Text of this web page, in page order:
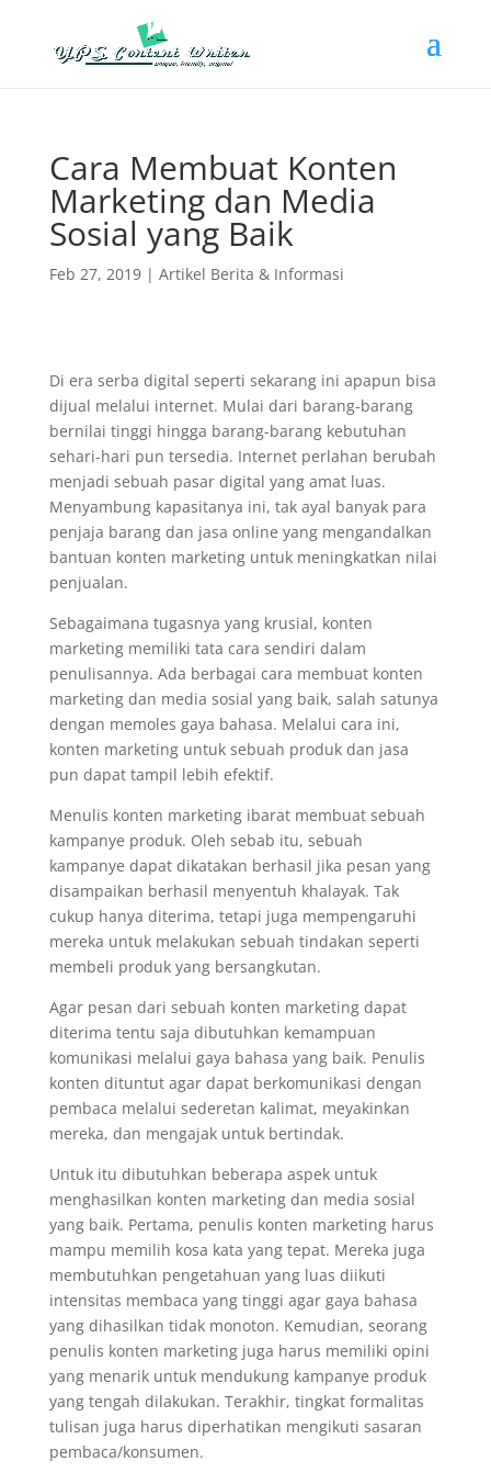
Cara Membuat Konten
Marketing dan Media
Sosial yang Baik
Feb 27, 2019| Artikel Berita & Informasi
Di era serba digital seperti sekarang ini apapun bisa
dijual melalui internet. Mulai dari barang-barang
bernilai tinggi hingga barang-barang kebutuhan
sehari-hari pun tersedia. Internet perlahan berubah
menjadi sebuah pasar digital yang amat luas.
Menyambung kapasitanya ini, tak ayal banyak para
penjaja barang dan jasa online yang mengandalkan
bantuan konten marketing untuk meningkatkan nilai
penjualan.
Sebagaimana tugasnya yang krusial, konten
marketing memiliki tata cara sendiri dalam
penulisannya. Ada berbagai cara membuat konten
marketing dan media sosial yang baik, salah satunya
dengan memoles gaya bahasa. Melalui cara ini,
konten marketing untuk sebuah produk dan jasa
pun dapat tampil lebih efektif.
Menulis konten marketing ibarat membuat sebuah
kampanye produk. Oleh sebab itu, sebuah
kampanye dapat dikatakan berhasil jika pesan yang
disampaikan berhasil menyentuh khalayak. Tak
cukup hanya diterima, tetapi juga mempengaruhi
mereka untuk melakukan sebuah tindakan seperti
membeli produk yang bersangkutan.
Agar pesan dari sebuah konten marketing dapat
diterima tentu saja dibutuhkan kemampuan
komunikasi melalui gaya bahasa yang baik. Penulis
konten dituntut agar dapat berkomunikasi dengan
pembaca melalui sederetan kalimat, meyakinkan
mereka, dan mengajak untuk bertindak.
Untuk itu dibutuhkan beberapa aspek untuk
menghasilkan konten marketing dan media sosial
yang baik. Pertama, penulis konten marketing harus
mampu memilih kosa kata yang tepat. Mereka juga
membutuhkan pengetahuan yang luas diikuti
intensitas membaca yang tinggi agar gaya bahasa
yang dihasilkan tidak monoton. Kemudian, seorang
penulis konten marketing juga harus memiliki opini
yang menarik untuk mendukung kampanye produk
yang tengah dilakukan. Terakhir, tingkat formalitas
tulisan juga harus diperhatikan mengikuti sasaran
pembaca/konsumen.